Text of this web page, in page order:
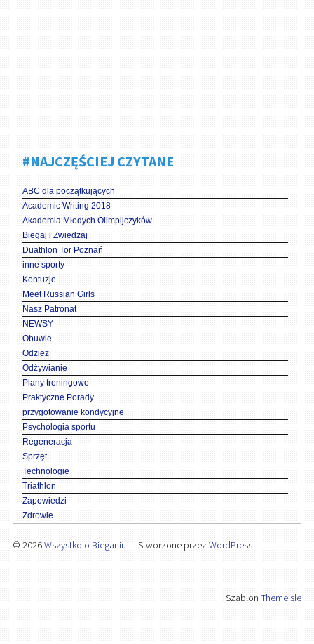
#NAJCZĘŚCIEJ CZYTANE
ABC dla początkujących
Academic Writing 2018
Akademia Młodych Olimpijczyków
Biegaj i Zwiedzaj
Duathlon Tor Poznań
inne sporty
Kontuzje
Meet Russian Girls
Nasz Patronat
NEWSY
Obuwie
Odzież
Odżywianie
Plany treningowe
Praktyczne Porady
przygotowanie kondycyjne
Psychologia sportu
Regeneracja
Sprzęt
Technologie
Triathlon
Zapowiedzi
Zdrowie
© 2026Wszystko o Bieganiu — Stworzone przezWordPress
SzablonThemeIsle